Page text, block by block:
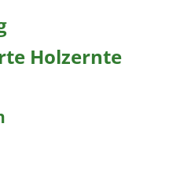
Holzernte